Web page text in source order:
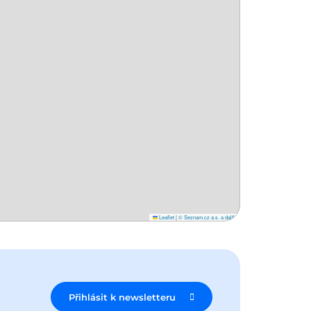
Leaflet|© Seznam.cz a.s. a další
Přihlásit k newsletteru